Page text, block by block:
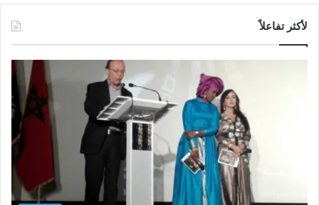
لأكثر تفاعلاً